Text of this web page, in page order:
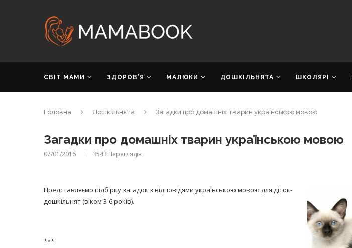
СВІТ МАМИ ЗДОРОВ’Я МАЛЮКИ ДОШКІЛЬНЯТА ШКОЛЯРІ
Головна Дошкільнята Загадки про домашніх тварин українською мовою
Загадки про домашніх тварин українською мовою
07/01/2016 3543 Переглядів
Представляємо підбірку загадок з відповідями українською мовою для діток-
дошкільнят (віком 3-6 років).
***